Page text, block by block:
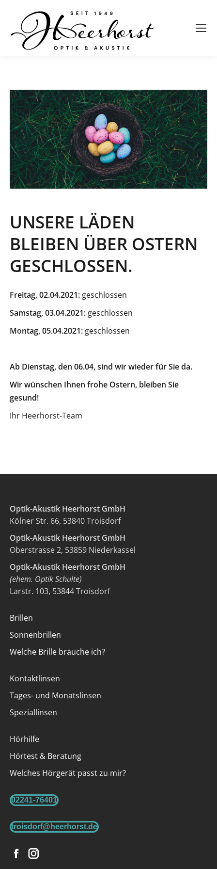
UNSERE LÄDEN
BLEIBEN ÜBER OSTERN
GESCHLOSSEN.
Freitag, 02.04.2021: geschlossen
Samstag, 03.04.2021: geschlossen
Montag, 05.04.2021: geschlossen
Ab Dienstag, den 06.04, sind wir wieder für Sie da.
Wir wünschen Ihnen frohe Ostern, bleiben Sie
gesund!
Ihr Heerhorst-Team
Optik-Akustik Heerhorst GmbH
Kölner Str. 66, 53840 Troisdorf
Optik-Akustik Heerhorst GmbH
Oberstrasse 2, 53859 Niederkassel
Optik-Akustik Heerhorst GmbH
(ehem. Optik Schulte)
Larstr. 103, 53844 Troisdorf
Brillen
Sonnenbrillen
Welche Brille brauche ich?
Kontaktlinsen
Tages- und Monatslinsen
Speziallinsen
Hörhilfe
Hörtest & Beratung
Welches Hörgerät passt zu mir?
02241-76401
troisdorf@heerhorst.de
Facebook
Instagram